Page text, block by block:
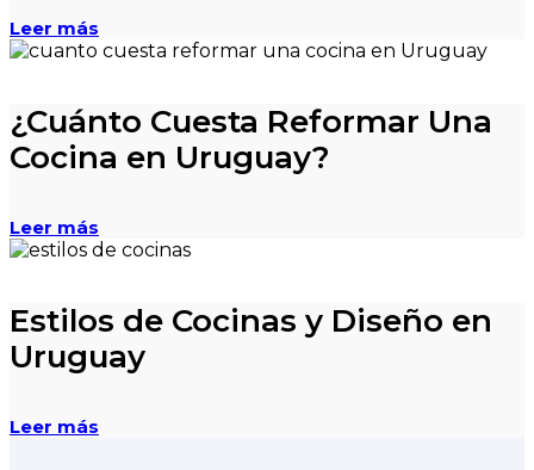
Leer más
¿Cuánto Cuesta Reformar Una
Cocina en Uruguay?
Leer más
Estilos de Cocinas y Diseño en
Uruguay
Leer más